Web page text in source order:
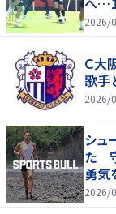
2026/
Ｃ大
歌手
2026/
シュ
た
勇気
2026/